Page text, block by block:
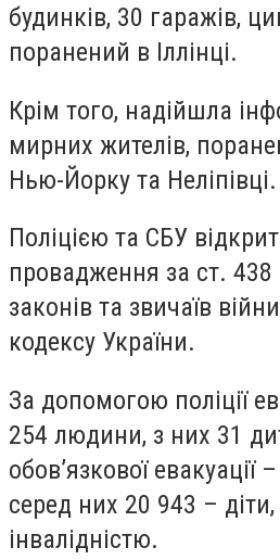
будинків, 30 гаражів,
поранений в Іллінці.
Крім того, надійшла
мирних жителів,
Нью-Йорку та Неліпівці.
Поліцією та СБУ
провадження за ст.
законів та звичаїв
кодексу України.
За допомогою поліції
254 людини, з них 31
обов’язкової евакуації
серед них 20 943 –
інвалідністю.